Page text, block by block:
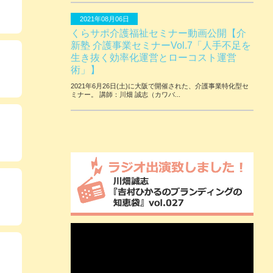
2021年08月06日
くらサポ介護福祉セミナー動画公開【介
新塾 介護事業セミナーVol.7「人手不足を
生き抜く効率化運営とローコスト運営
術」】
2021年6月26日(土)に大阪で開催された、介護事業特化型セ
ミナー。 講師：川畑 誠志（カワバ...